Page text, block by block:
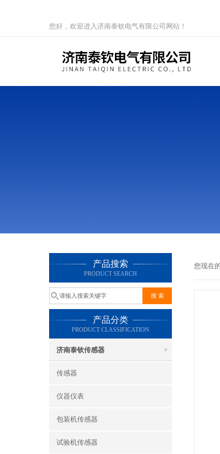
您好，欢迎进入济南泰钦电气有限公司网站！
产品搜索
PRODUCT SEARCH
产品分类
PRODUCT CLASSIFICATION
济南泰钦传感器
传感器
仪器仪表
包装机传感器
试验机传感器
您现在